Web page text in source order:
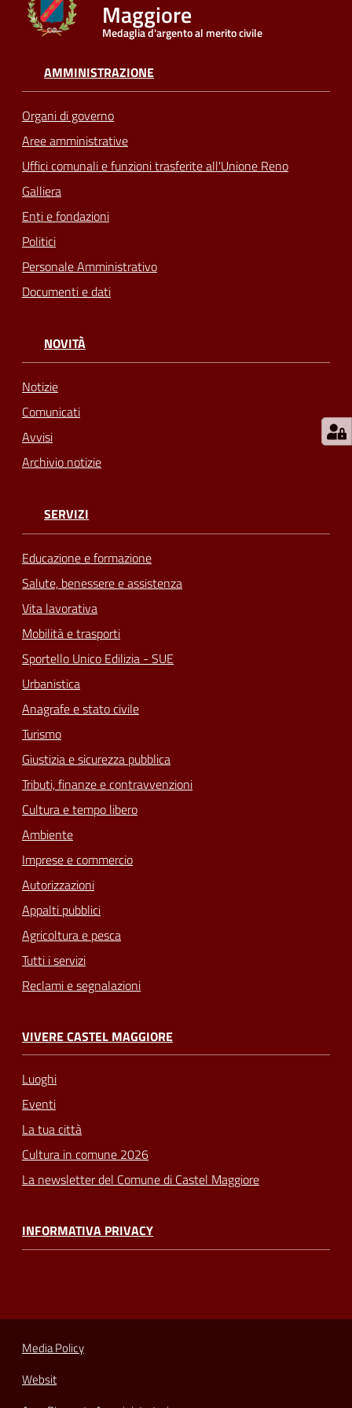
Seguici
Maggiore
Medaglia d'argento al merito civile
AMMINISTRAZIONE
Organi di governo
Aree amministrative
Uffici comunali e funzioni trasferite all'Unione Reno
Galliera
Enti e fondazioni
Politici
Personale Amministrativo
Documenti e dati
NOVITÀ
Notizie
Comunicati
Avvisi
Archivio notizie
SERVIZI
Educazione e formazione
Salute, benessere e assistenza
Vita lavorativa
Mobilità e trasporti
Sportello Unico Edilizia - SUE
Urbanistica
Anagrafe e stato civile
Turismo
Giustizia e sicurezza pubblica
Tributi, finanze e contravvenzioni
Cultura e tempo libero
Ambiente
Imprese e commercio
Autorizzazioni
Appalti pubblici
Agricoltura e pesca
Tutti i servizi
Reclami e segnalazioni
VIVERE CASTEL MAGGIORE
Luoghi
Eventi
La tua città
Cultura in comune 2026
La newsletter del Comune di Castel Maggiore
INFORMATIVA PRIVACY
Media Policy
Websit